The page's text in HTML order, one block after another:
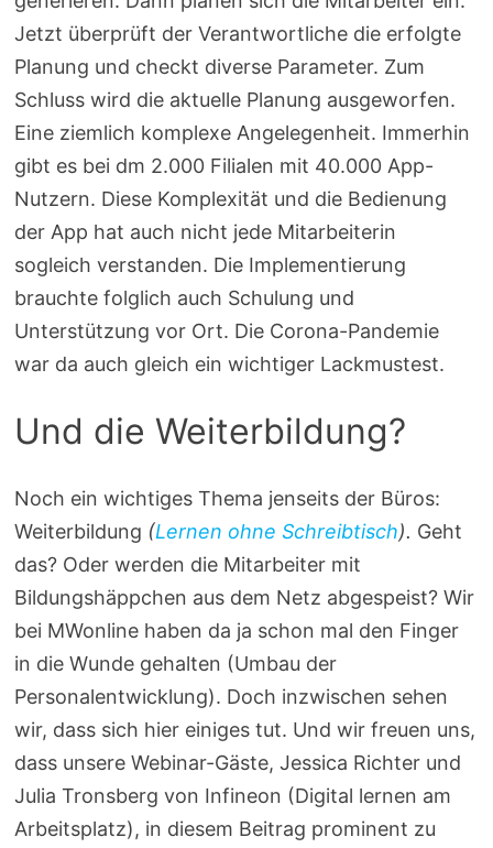
Jetzt überprüft der Verantwortliche die erfolgte
Planung und checkt diverse Parameter. Zum
Schluss wird die aktuelle Planung ausgeworfen.
Eine ziemlich komplexe Angelegenheit. Immerhin
gibt es bei dm 2.000 Filialen mit 40.000 App-
Nutzern. Diese Komplexität und die Bedienung
der App hat auch nicht jede Mitarbeiterin
sogleich verstanden. Die Implementierung
brauchte folglich auch Schulung und
Unterstützung vor Ort. Die Corona-Pandemie
war da auch gleich ein wichtiger Lackmustest.
Und die Weiterbildung?
Noch ein wichtiges Thema jenseits der Büros:
Weiterbildung (Lernen ohne Schreibtisch). Geht
das? Oder werden die Mitarbeiter mit
Bildungshäppchen aus dem Netz abgespeist? Wir
bei MWonline haben da ja schon mal den Finger
in die Wunde gehalten (Umbau der
Personalentwicklung). Doch inzwischen sehen
wir, dass sich hier einiges tut. Und wir freuen uns,
dass unsere Webinar-Gäste, Jessica Richter und
Julia Tronsberg von Infineon (Digital lernen am
Arbeitsplatz), in diesem Beitrag prominent zu